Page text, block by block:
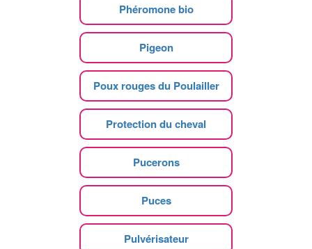
Phéromone bio
Pigeon
Poux rouges du Poulailler
Protection du cheval
Pucerons
Puces
Pulvérisateur